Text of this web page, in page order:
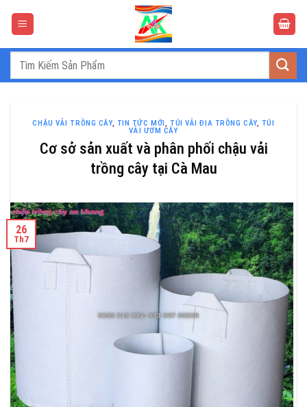
Tìm
CHẬU VẢI TRỒNG CÂY, TIN TỨC MỚI , TÚI VẢI ĐỊA TRỒNG CÂY, TÚI
VẢI ƯƠM CÂY
Cơ sở sản xuất và phân phối chậu vải
trồng cây tại Cà Mau
26
Th7